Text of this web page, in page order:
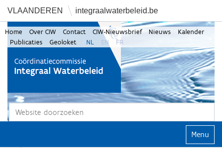
VLAANDEREN integraalwaterbeleid.be
Zoek
Home Over CIW Contact CIW-Nieuwsbrief Nieuws
Kalender
Publicaties
Geoloket NL EN FR
Klap